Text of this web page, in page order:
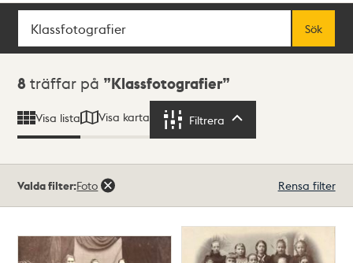
Sök
Sök
Sökresultat
8 träffar på Klassfotografier
Visa lista Visa karta Filtrera
Valda filter:Foto Rensa filter